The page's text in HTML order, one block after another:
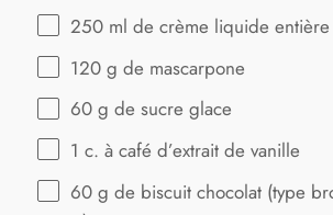
250 ml de crème liquide
120 g de mascarpone
60 g de sucre glace
1 c. à café d’extrait de vanille
60 g de biscuit chocolat (type